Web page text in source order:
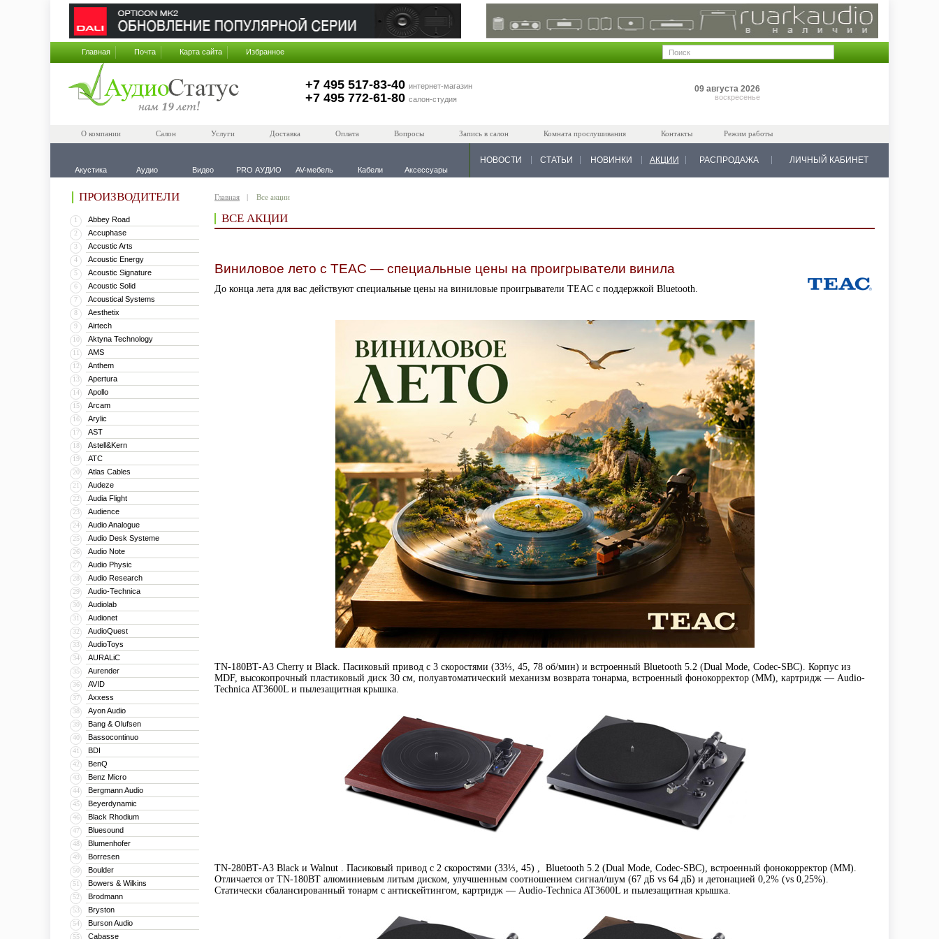
Главная Почта Карта сайта Избранное
+7 495 517-83-40 интернет-магазин
+7 495 772-61-80 салон-студия
09 августа 2026
воскресенье
О компании Салон Услуги Доставка Оплата Вопросы Запись в салон Комната прослушивания Контакты Режим работы
Акустика Аудио Видео PRO АУДИО AV-мебель Кабели Аксессуары
НОВОСТИ СТАТЬИ НОВИНКИ АКЦИИ РАСПРОДАЖА ЛИЧНЫЙ КАБИНЕТ
ПРОИЗВОДИТЕЛИ
1 Abbey Road
2 Accuphase
3 Accustic Arts
4 Acoustic Energy
5 Acoustic Signature
6 Acoustic Solid
7 Acoustical Systems
8 Aesthetix
9 Airtech
10 Aktyna Technology
11 AMS
12 Anthem
13 Apertura
14 Apollo
15 Arcam
16 Arylic
17 AST
18 Astell&Kern
19 ATC
20 Atlas Cables
21 Audeze
22 Audia Flight
23 Audience
24 Audio Analogue
25 Audio Desk Systeme
26 Audio Note
27 Audio Physic
28 Audio Research
29 Audio-Technica
30 Audiolab
31 Audionet
32 AudioQuest
33 AudioToys
34 AURALiC
35 Aurender
36 AVID
37 Axxess
38 Ayon Audio
39 Bang & Olufsen
40 Bassocontinuo
41 BDI
42 BenQ
43 Benz Micro
44 Bergmann Audio
45 Beyerdynamic
46 Black Rhodium
47 Bluesound
48 Blumenhofer
49 Borresen
50 Boulder
51 Bowers & Wilkins
52 Brodmann
53 Bryston
54 Burson Audio
55 Cabasse
Главная Все акции
ВСЕ АКЦИИ
Виниловое лето с TEAC — специальные цены на проигрыватели винила
До конца лета для вас действуют специальные цены на виниловые проигрыватели TEAC с поддержкой Bluetooth.
TN-180ВТ-A3 Cherry и Black. Пасиковый привод с 3 скоростями (33⅓, 45, 78 об/мин) и встроенный Bluetooth 5.2 (Dual Mode, Codec-SBC). Корпус из
MDF, высокопрочный пластиковый диск 30 см, полуавтоматический механизм возврата тонарма, встроенный фонокорректор (MM), картридж — Audio-
Technica AT3600L и пылезащитная крышка.
TN-280ВТ-A3 Black и Walnut . Пасиковый привод c 2 скоростями (33⅓, 45) , Bluetooth 5.2 (Dual Mode, Codec-SBC), встроенный фонокорректор (MM).
Отличается от TN-180BT алюминиевым литым диском, улучшенным соотношением сигнал/шум (67 дБ vs 64 дБ) и детонацией 0,2% (vs 0,25%).
Статически сбалансированный тонарм с антискейтингом, картридж — Audio-Technica AT3600L и пылезащитная крышка.